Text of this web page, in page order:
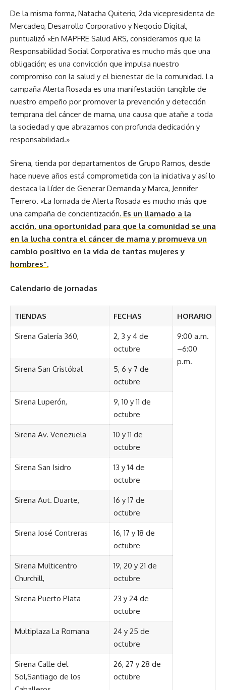
De la misma forma, Natacha Quiterio, 2da vicepresidenta de
Mercadeo, Desarrollo Corporativo y Negocio Digital,
puntualizó «En MAPFRE Salud ARS, consideramos que la
Responsabilidad Social Corporativa es mucho más que una
obligación; es una convicción que impulsa nuestro
compromiso con la salud y el bienestar de la comunidad. La
campaña Alerta Rosada es una manifestación tangible de
nuestro empeño por promover la prevención y detección
temprana del cáncer de mama, una causa que atañe a toda
la sociedad y que abrazamos con profunda dedicación y
responsabilidad.»
Sirena, tienda por departamentos de Grupo Ramos, desde
hace nueve años está comprometida con la iniciativa y así lo
destaca la Líder de Generar Demanda y Marca, Jennifer
Terrero. «La Jornada de Alerta Rosada es mucho más que
una campaña de concientización. Es un llamado a la
acción, una oportunidad para que la comunidad se una
en la lucha contra el cáncer de mama y promueva un
cambio positivo en la vida de tantas mujeres y
hombres”.
Calendario de jornadas
TIENDAS FECHAS HORARIO
Sirena Galería 360,
2, 3 y 4 de
octubre
9:00 a.m.
–6:00
p.m.
Sirena San Cristóbal
5, 6 y 7 de
octubre
Sirena Luperón,
9, 10 y 11 de
octubre
Sirena Av. Venezuela
10 y 11 de
octubre
Sirena San Isidro
13 y 14 de
octubre
Sirena Aut. Duarte,
16 y 17 de
octubre
Sirena José Contreras
16, 17 y 18 de
octubre
Sirena Multicentro
Churchill,
19, 20 y 21 de
octubre
Sirena Puerto Plata
23 y 24 de
octubre
Multiplaza La Romana
24 y 25 de
octubre
Sirena Calle del
Sol,Santiago de los
26, 27 y 28 de
octubre